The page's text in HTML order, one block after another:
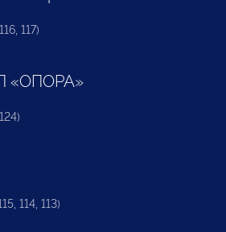
117)
«ОПОРА»
114, 113)